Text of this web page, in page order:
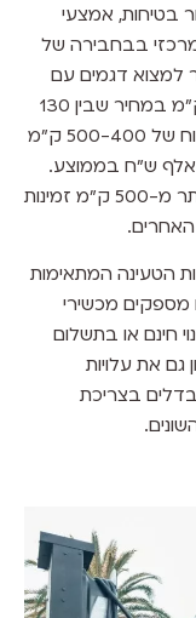
אמצעי
בבחבירה של
דגמים עם
טווח נסיעה חשמלי של כ-250 עד 300 ק"מ במחיר שבין 130
עד 200 אלף ש"ח. מכוניות בינוניות עם טווח של 500-400 ק"מ
מחירים של 220 עד 300 אלף ש"ח בממוצע.
רכבי הפרימיום המפוארים עם טווח של יותר מ-500 ק"מ זמינות
המתאימות
מכשירי
חינם או בתשלום
את עלויות
בצריכת